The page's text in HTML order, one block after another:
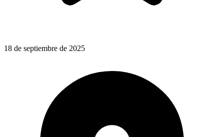
18 de septiembre de 2025